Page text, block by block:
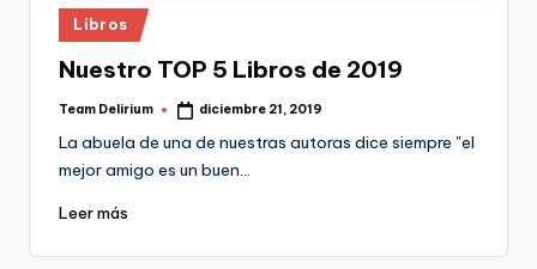
Publicado
en
Libros
Nuestro TOP 5 Libros de 2019
Publicado
Team Delirium diciembre 21, 2019
La abuela de una de nuestras autoras dice siempre "el
mejor amigo es un buen…
Leer más